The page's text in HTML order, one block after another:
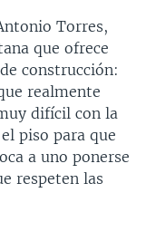
Torres,
que ofrece
construcción:
realmente
difícil con la
piso para que
a uno ponerse
respeten las